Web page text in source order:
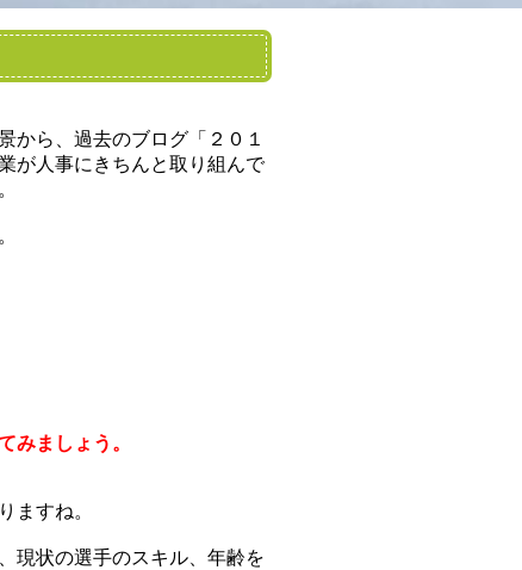
から、過去のブログ「２０１
が人事にきちんと取り組んで
みましょう。
ますね。
現状の選手のスキル、年齢を